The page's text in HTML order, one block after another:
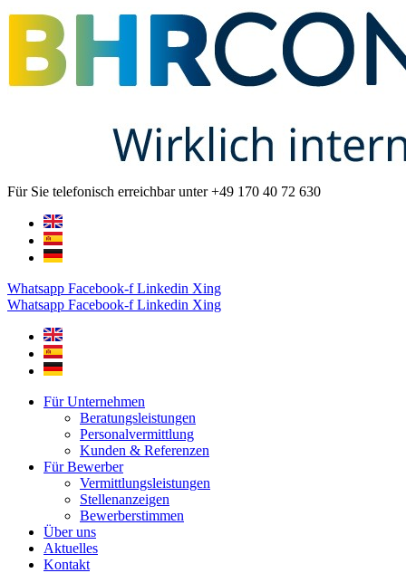
Zum
Inhalt
springen
Für Sie telefonisch erreichbar unter +49 170 40 72 630
Whatsapp Facebook-f Linkedin Xing
Whatsapp Facebook-f Linkedin Xing
Für Unternehmen
Beratungsleistungen
Personalvermittlung
Kunden & Referenzen
Für Bewerber
Vermittlungsleistungen
Stellenanzeigen
Bewerberstimmen
Über uns
Aktuelles
Kontakt